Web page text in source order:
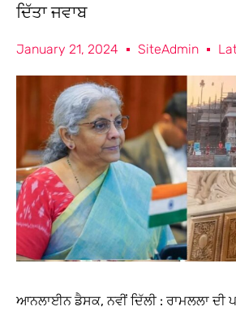
ਦਿੱਤਾ ਜਵਾਬ
January 21, 2024 SiteAdmin
ਆਨਲਾਈਨ ਡੈਸਕ, ਨਵੀਂ ਦਿੱਲੀ : ਰਾਮਲਲਾ ਦੀ